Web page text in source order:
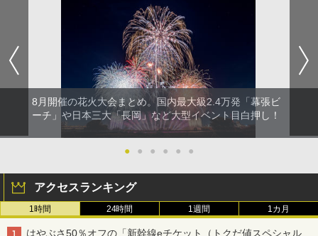
8月開催の花火大会まとめ。国内最大級2.4万発「幕張ビ
ーチ」や日本三大「長岡」など大型イベント目白押し！
● ● ● ● ● ●
アクセスランキング
1時間 24時間 1週間 1カ月
はやぶさ50％オフの「新幹線eチケット（トクだ値スペシャル